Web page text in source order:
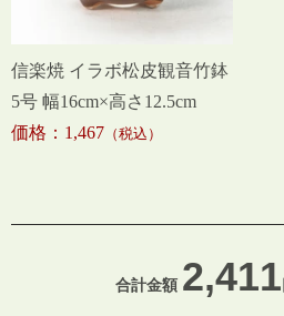
信楽焼 イラボ松皮観音竹鉢
5号 幅16cm×高さ12.5cm
価格：1,467 （税込）
合計金額 2,411